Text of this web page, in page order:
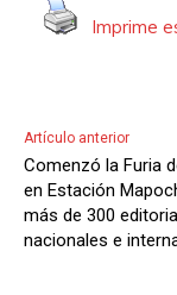
Imprime
Artículo anterior
Comenzó la Furia
en Estación
más de 300
nacionales e